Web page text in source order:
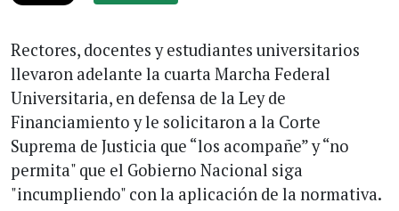
Rectores, docentes y estudiantes universitarios
llevaron adelante la cuarta Marcha Federal
Universitaria, en defensa de la Ley de
Financiamiento y le solicitaron a la Corte
Suprema de Justicia que “los acompañe” y “no
permita" que el Gobierno Nacional siga
"incumpliendo" con la aplicación de la normativa.